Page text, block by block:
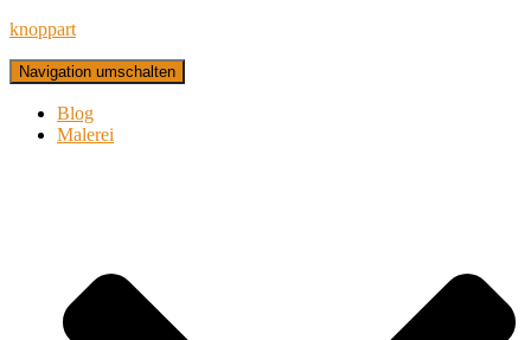
knoppart
Navigation umschalten
Blog
Malerei